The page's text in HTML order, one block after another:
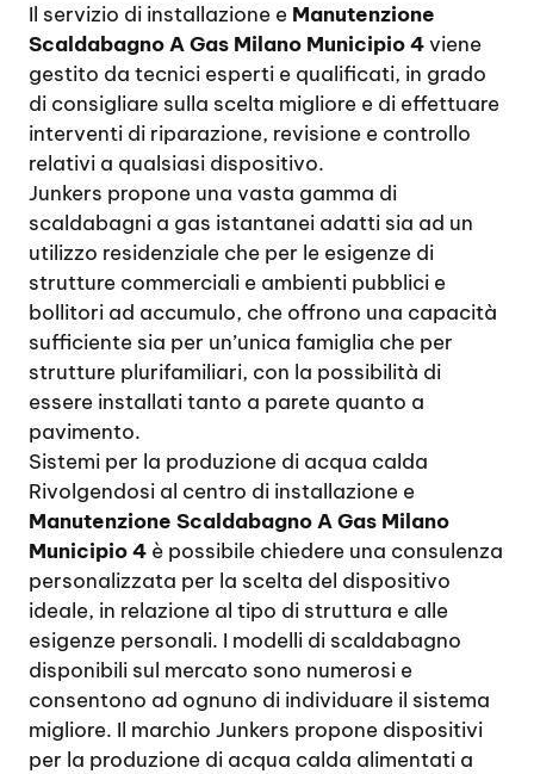
Il servizio di installazione e Manutenzione
Scaldabagno A Gas Milano Municipio 4viene
gestito da tecnici esperti e qualificati, in grado
di consigliare sulla scelta migliore e di effettuare
interventi di riparazione, revisione e controllo
relativi a qualsiasi dispositivo.
Junkers propone una vasta gamma di
scaldabagni a gas istantanei adatti sia ad un
utilizzo residenziale che per le esigenze di
strutture commerciali e ambienti pubblici e
bollitori ad accumulo, che offrono una capacità
sufficiente sia per un’unica famiglia che per
strutture plurifamiliari, con la possibilità di
essere installati tanto a parete quanto a
pavimento.
Sistemi per la produzione di acqua calda
Rivolgendosi al centro di installazione e
Manutenzione Scaldabagno A Gas Milano
Municipio 4 è possibile chiedere una consulenza
personalizzata per la scelta del dispositivo
ideale, in relazione al tipo di struttura e alle
esigenze personali. I modelli di scaldabagno
disponibili sul mercato sono numerosi e
consentono ad ognuno di individuare il sistema
migliore. Il marchio Junkers propone dispositivi
per la produzione di acqua calda alimentati a